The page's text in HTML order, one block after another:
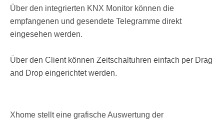
Über den integrierten KNX Monitor können die
empfangenen und gesendete Telegramme direkt
eingesehen werden.
Über den Client können Zeitschaltuhren einfach per Drag
and Drop eingerichtet werden.
Xhome stellt eine grafische Auswertung der